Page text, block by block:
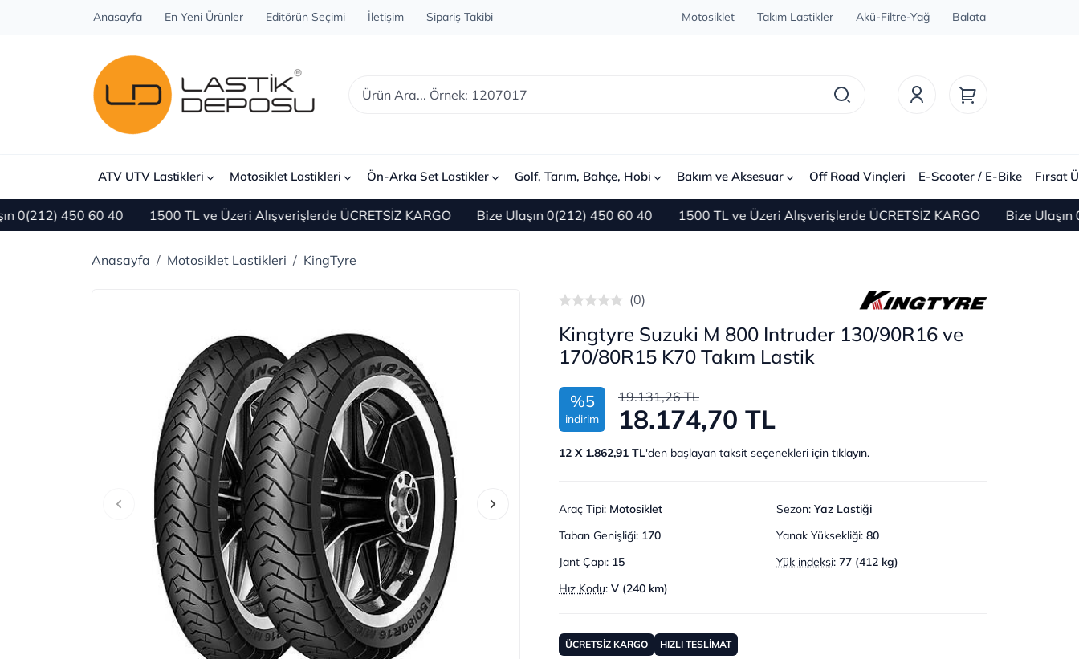
Anasayfa En Yeni Ürünler Editörün Seçimi İletişim Sipariş Takibi Motosiklet Takım Lastikler Akü-Filtre-Yağ Balata
ATV UTV Lastikleri Motosiklet Lastikleri Ön-Arka Set Lastikler Golf, Tarım, Bahçe, Hobi Bakım ve Aksesuar Off Road Vinçleri E-Scooter / E-Bike Fırsat
450 60 40 1500 TL ve Üzeri Alışverişlerde ÜCRETSİZ KARGO Bize Ulaşın 0(212) 450 60 40 1500 TL ve Üzeri Alışverişlerde ÜCRETSİZ KARGO Bize Ulaşın
Anasayfa Motosiklet Lastikleri KingTyre
(0)
Kingtyre Suzuki M 800 Intruder 130/90R16 ve
170/80R15 K70 Takım Lastik
%5
indirim
19.131,26 TL
18.174,70 TL
12 X 1.862,91 TL'den başlayan taksit seçenekleri için tıklayın.
Araç Tipi: Motosiklet Sezon: Yaz Lastiği
Taban Genişliği: 170 Yanak Yüksekliği: 80
Jant Çapı: 15 Yük indeksi: 77 (412 kg)
Hız Kodu: V (240 km)
ÜCRETSİZ KARGO HIZLI TESLİMAT